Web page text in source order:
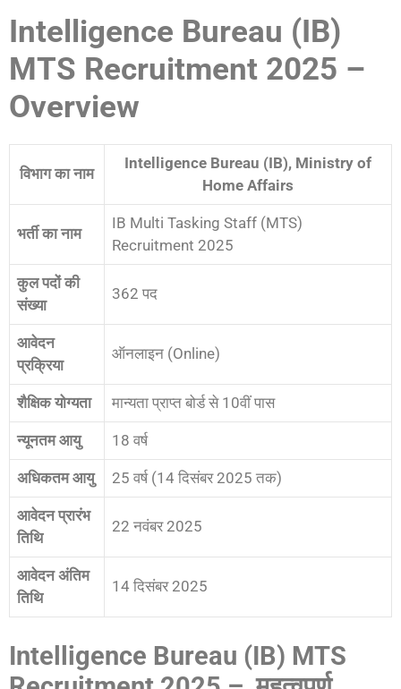
Intelligence Bureau (IB)
MTS Recruitment 2025 –
Overview
विभाग का नाम
Intelligence Bureau (IB), Ministry of
Home Affairs
भर्ती का नाम
IB Multi Tasking Staff (MTS)
Recruitment 2025
कुल पदों की
संख्या
362 पद
आवेदन
प्रक्रिया
ऑनलाइन (Online)
शैक्षिक योग्यता मान्यता प्राप्त बोर्ड से 10वीं पास
न्यूनतम आयु 18 वर्ष
अधिकतम आयु 25 वर्ष (14 दिसंबर 2025 तक)
आवेदन प्रारंभ
तिथि
22 नवंबर 2025
आवेदन अंतिम
तिथि
14 दिसंबर 2025
Intelligence Bureau (IB) MTS